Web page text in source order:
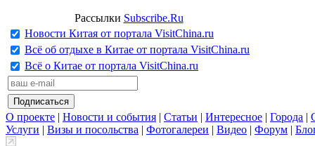
Рассылки Subscribe.Ru
Новости Китая от портала VisitChina.ru
Всё об отдыхе в Китае от портала VisitChina.ru
Всё о Китае от портала VisitChina.ru
О проекте | Новости и события | Статьи | Интересное | Города |
Услуги | Визы и посольства | Фотогалереи | Видео | Форум |